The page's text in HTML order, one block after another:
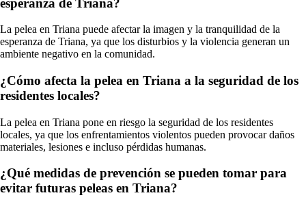
La pelea en Triana puede afectar la imagen y la tranquilidad de la
esperanza de Triana, ya que los disturbios y la violencia generan un
ambiente negativo en la comunidad.
¿Cómo afecta la pelea en Triana a la seguridad de los
residentes locales?
La pelea en Triana pone en riesgo la seguridad de los residentes
locales, ya que los enfrentamientos violentos pueden provocar daños
materiales, lesiones e incluso pérdidas humanas.
¿Qué medidas de prevención se pueden tomar para
evitar futuras peleas en Triana?